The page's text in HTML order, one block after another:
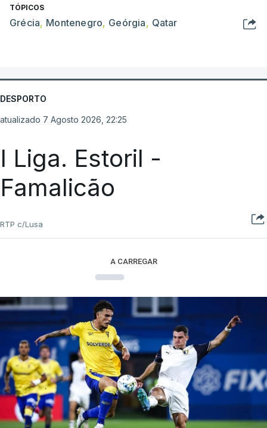
TÓPICOS
Grécia, Montenegro, Geórgia, Qatar
DESPORTO
atualizado 7 Agosto 2026, 22:25
I Liga. Estoril -
Famalicão
RTP c/Lusa
A CARREGAR